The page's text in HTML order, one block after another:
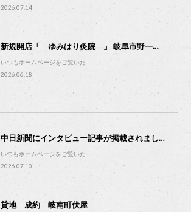
2026.07.14
新規開店「 ゆみはり灸院 」 岐阜市野一…
いつもホームページをご覧いた…
2026.06.18
中日新聞にインタビュー記事が掲載されまし…
いつもホームページをご覧いた…
2026.07.10
貸地 成約 岐南町伏屋